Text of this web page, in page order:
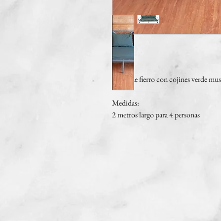
Sillón de fierro con cojines verde
Medidas:
2 metros largo para 4 personas